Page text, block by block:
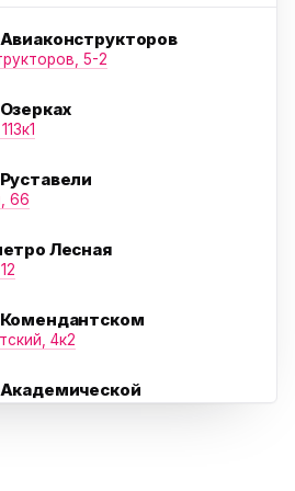
5-2
66
Лесная
4к2
35